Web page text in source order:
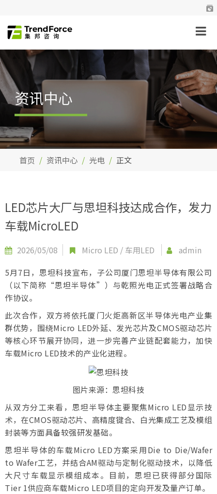
资讯中心
首页 资讯中心 光电 正文
LED芯片大厂与思坦科技达成合作，发力
车载MicroLED
2026/05/08 Micro LED / 车用LED
admin
5月7日，思坦科技宣布，子公司厦门思坦半导体有限公司
（以下简称“思坦半导体”）与乾照光电正式签署战略合
作协议。
此次合作，双方将依托厦门火炬高新区半导体光电产业集
群优势，围绕Micro LED外延、发光芯片及CMOS驱动芯片
等核心环节展开协同，进一步完善产业链配套能力，加快
车载Micro LED技术的产业化进程。
图片来源：思坦科技
从双方分工来看，思坦半导体主要聚焦Micro LED显示技
术，在CMOS驱动芯片、高精度键合、白光集成工艺及模组
封装等方面具备较强研发基础。
思坦半导体的车载Micro LED方案采用Die to Die/Wafer
to Wafer工艺，并结合AM驱动与定制化驱动技术，以降低
大尺寸车载显示模组成本。目前，思坦已获得部分国际
Tier 1供应商车载Micro LED项目的定向开发及量产订单。